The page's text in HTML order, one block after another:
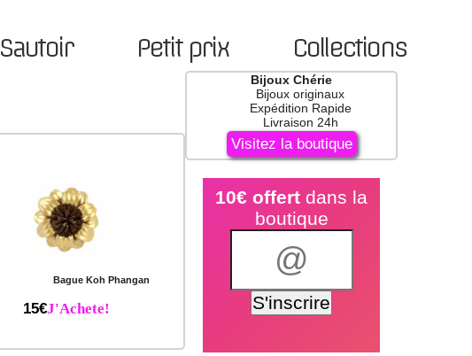
Sautoir Petit prix Collections
Bague Koh Phangan
15€J'Achete!
Bijoux Chérie
Bijoux originaux
Expédition Rapide
Livraison 24h
Visitez la boutique
10€ offert dans la
boutique